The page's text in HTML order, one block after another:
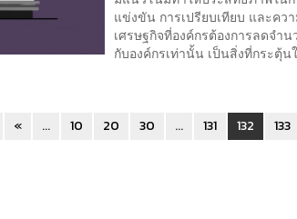
แข่งขัน การเปรียบเทียบ และคว
เศรษฐกิจที่องค์กรต้องการลดจำ
กับองค์กรเท่านั้น เป็นสิ่งที่กระตุ้
« ... 10 20 30 ... 131 132 133